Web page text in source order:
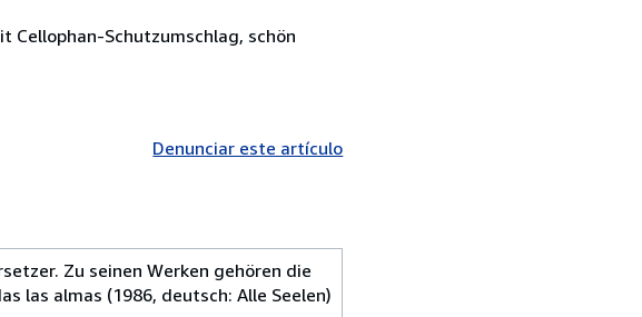
Cellophan-Schutzumschlag, schön
Denunciar este artículo
Zu seinen Werken gehören die
las almas (1986, deutsch: Alle Seelen)